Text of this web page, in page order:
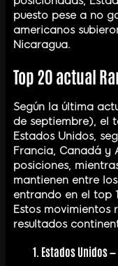
puesto pese a no
americanos
Nicaragua.
Top 20 actual
Según la última
de septiembre), el
Estados Unidos,
Francia, Canadá y
posiciones,
mantienen entre
entrando en el top
Estos
resultados
Estados Unidos—